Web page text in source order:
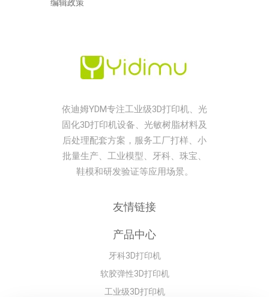
依迪姆YDM专注工业级3D打印机、光
固化3D打印机设备、光敏树脂材料及
后处理配套方案，服务工厂打样、小
批量生产、工业模型、牙科、珠宝、
鞋模和研发验证等应用场景。
友情链接
产品中心
牙科3D打印机
软胶弹性3D打印机
工业级3D打印机